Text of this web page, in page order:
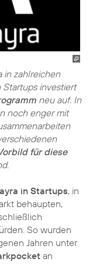
in zahlreichen
investiert
neu auf. In
noch enger mit
für diese
in Startups, in
behaupten,
So wurden
Jahren unter
an